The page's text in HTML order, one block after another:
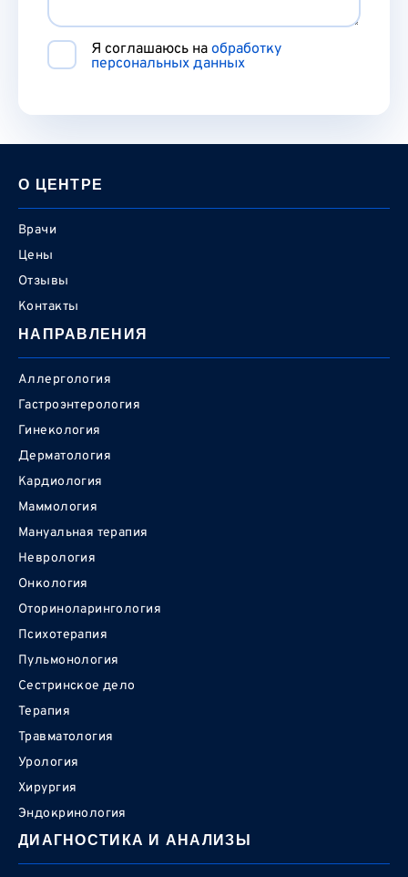
Я соглашаюсь на обработку
персональных данных
О ЦЕНТРЕ
Врачи
Цены
Отзывы
Контакты
НАПРАВЛЕНИЯ
Аллергология
Гастроэнтерология
Гинекология
Дерматология
Кардиология
Маммология
Мануальная терапия
Неврология
Онкология
Оториноларингология
Психотерапия
Пульмонология
Сестринское дело
Терапия
Травматология
Урология
Хирургия
Эндокринология
ДИАГНОСТИКА И АНАЛИЗЫ